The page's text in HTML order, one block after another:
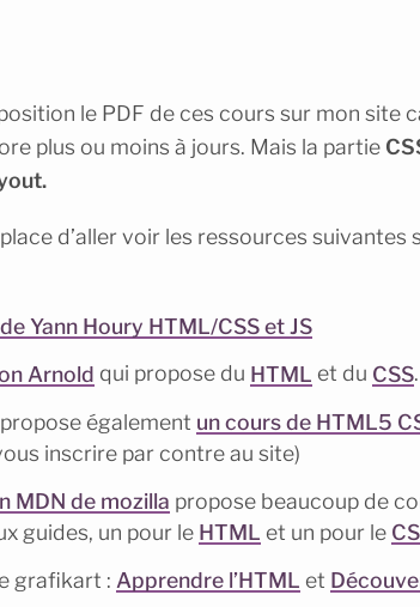
le PDF de ces cours sur mon site
plus ou moins à jours. Mais la partie
d’aller voir les ressources
Yann Houry HTML/CSS et JS
Arnold qui propose du HTML et du CSS.
également un cours de HTML5
inscrire par contre au site)
MDN de mozilla propose beaucoup de
guides, un pour le HTML et un pour le
grafikart : Apprendre l’HTML et